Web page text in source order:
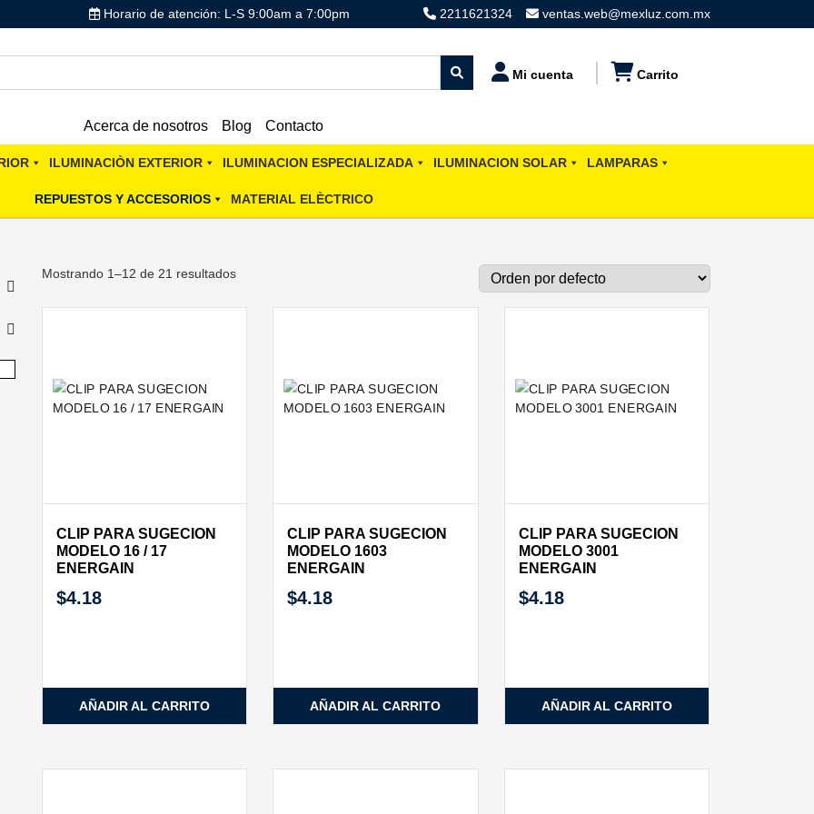
Horario de atención: L-S 9:00am a 7:00pm 2211621324 ventas.web@mexluz.com.mx
Mi cuenta Carrito
Acerca de nosotros Blog Contacto
ILUMINACIÒN EXTERIOR ILUMINACION ESPECIALIZADA ILUMINACION SOLAR LAMPARAS
REPUESTOS Y ACCESORIOS MATERIAL ELÈCTRICO
Mostrando 1–12 de 21 resultados
CLIP PARA SUGECION
MODELO 16 / 17
ENERGAIN
$4.18
AÑADIR AL CARRITO
CLIP PARA SUGECION
MODELO 1603
ENERGAIN
$4.18
AÑADIR AL CARRITO
CLIP PARA SUGECION
MODELO 3001
ENERGAIN
$4.18
AÑADIR AL CARRITO